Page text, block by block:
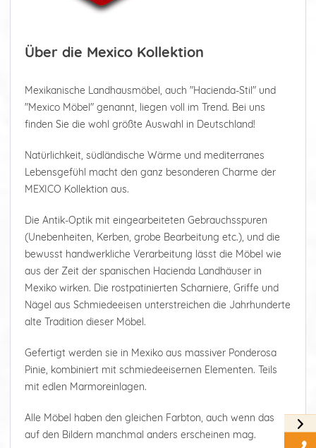
Über die Mexico Kollektion
Mexikanische Landhausmöbel, auch "Hacienda-Stil" und
"Mexico Möbel" genannt, liegen voll im Trend. Bei uns
finden Sie die wohl größte Auswahl in Deutschland!
Natürlichkeit, südländische Wärme und mediterranes
Lebensgefühl macht den ganz besonderen Charme der
MEXICO Kollektion aus.
Die Antik-Optik mit eingearbeiteten Gebrauchsspuren
(Unebenheiten, Kerben, grobe Bearbeitung etc.), und die
bewusst handwerkliche Verarbeitung lässt die Möbel wie
aus der Zeit der spanischen Hacienda Landhäuser in
Mexiko wirken. Die rostpatinierten Scharniere, Griffe und
Nägel aus Schmiedeeisen unterstreichen die Jahrhunderte
alte Tradition dieser Möbel.
Gefertigt werden sie in Mexiko aus massiver Ponderosa
Pinie, kombiniert mit schmiedeeisernen Elementen. Teils
mit edlen Marmoreinlagen.
Alle Möbel haben den gleichen Farbton, auch wenn das
auf den Bildern manchmal anders erscheinen mag.